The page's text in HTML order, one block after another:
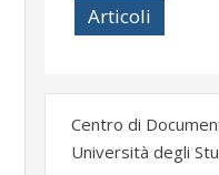
Articoli
Centro di
Università degli